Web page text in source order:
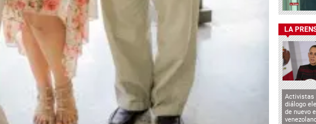
LA
Activistas
diálogo
de nuevo